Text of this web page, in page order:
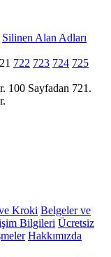
Silinen Alan Adları
722 723 724 725
100 Sayfadan 721.
Kroki Belgeler ve
Bilgileri Ücretsiz
Hakkımızda